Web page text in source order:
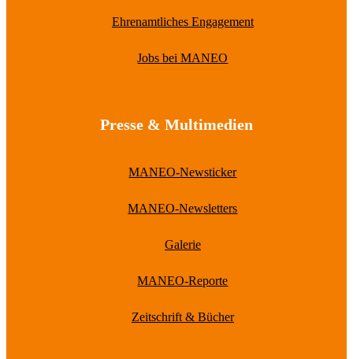
Ehrenamtliches Engagement
Jobs bei MANEO
Presse & Multimedien
MANEO-Newsticker
MANEO-Newsletters
Galerie
MANEO-Reporte
Zeitschrift & Bücher